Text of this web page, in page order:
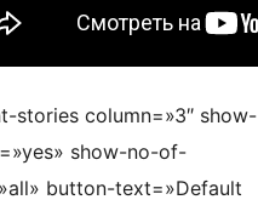
stories column=»3″ show-
show-no-of-
button-text=»Default